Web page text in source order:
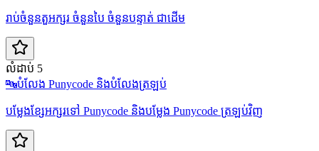
រាប់ចំនួនតួអក្សរ ចំនួនបៃ ចំនួនបន្ទាត់ ជាដើម
លំដាប់ 5
🔤បំលែង Punycode និងបំលែងត្រឡប់
បម្លែងខ្សែអក្សរទៅ Punycode និងបម្លែង Punycode ត្រឡប់វិញ